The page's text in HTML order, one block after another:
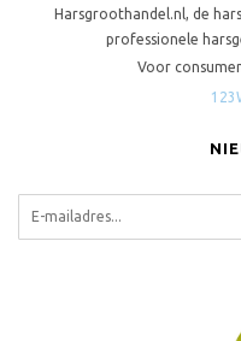
Harsgroothandel.nl, de
professionele
Voor